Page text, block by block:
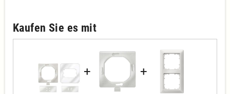
Kaufen Sie es mit
+ +